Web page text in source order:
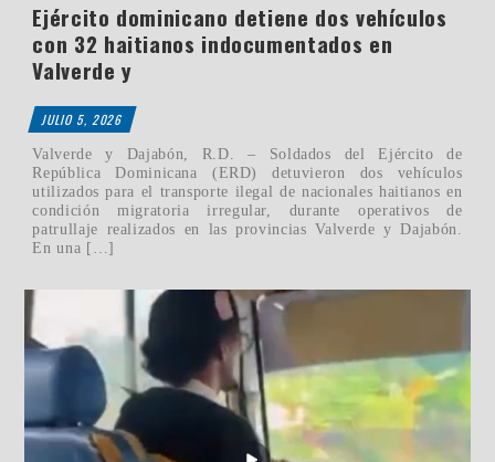
Ejército dominicano detiene dos vehículos
con 32 haitianos indocumentados en
Valverde y
JULIO 5, 2026
Valverde y Dajabón, R.D. – Soldados del Ejército de
República Dominicana (ERD) detuvieron dos vehículos
utilizados para el transporte ilegal de nacionales haitianos en
condición migratoria irregular, durante operativos de
patrullaje realizados en las provincias Valverde y Dajabón.
En una […]